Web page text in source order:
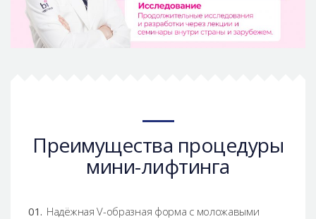
Преимущества процедуры
мини-лифтинга
Надёжная V-образная форма с моложавыми